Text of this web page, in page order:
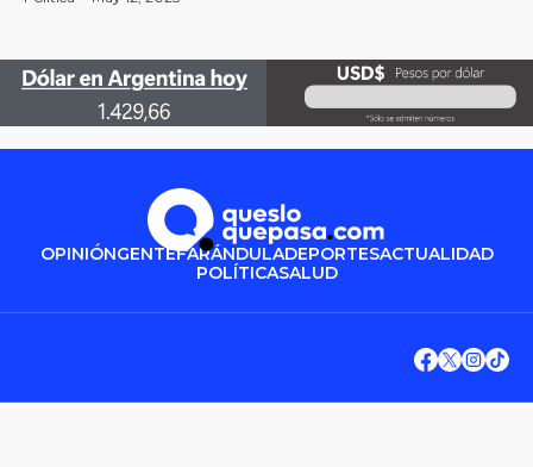
OPINIÓNGENTEFARÁNDULADEPORTESACTUALIDAD
POLÍTICASALUD